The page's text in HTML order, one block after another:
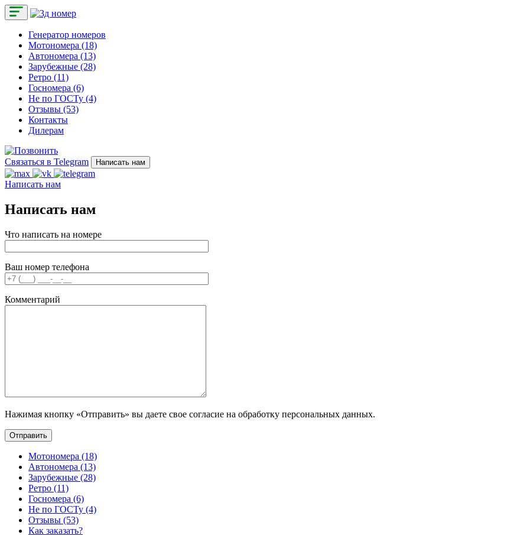
Генератор номеров
Мотономера (18)
Автономера (13)
Зарубежные (28)
Ретро (11)
Госномера (6)
Не по ГОСТу (4)
Отзывы (53)
Контакты
Дилерам
Связаться в Telegram Написать нам
Написать нам
Написать нам
Что написать на номере
Ваш номер телефона
Комментарий
Нажимая кнопку «Отправить» вы даете свое согласие на обработку персональных данных.
Мотономера (18)
Автономера (13)
Зарубежные (28)
Ретро (11)
Госномера (6)
Не по ГОСТу (4)
Отзывы (53)
Как заказать?